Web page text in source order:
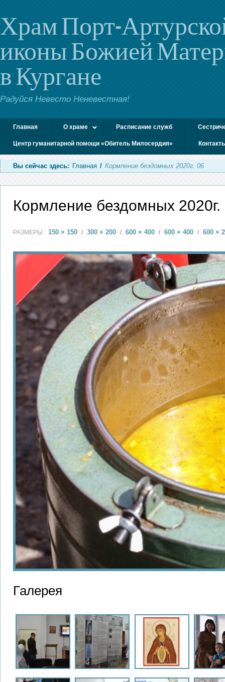
Храм Порт-
иконы Божией
в Кургане
Радуйся Невесто Неневестная!
Главная О храме Расписание служб
Центр гуманитарной помощи «Обитель Милосердия»
Вы сейчас здесь: Главная / Кормление бездомных 2020г. 06
Кормление бездомных 2020г.
РАЗМЕРЫ: 150 × 150 / 300 × 200 / 600 × 400 / 600 × 400 / 600 ×
Галерея